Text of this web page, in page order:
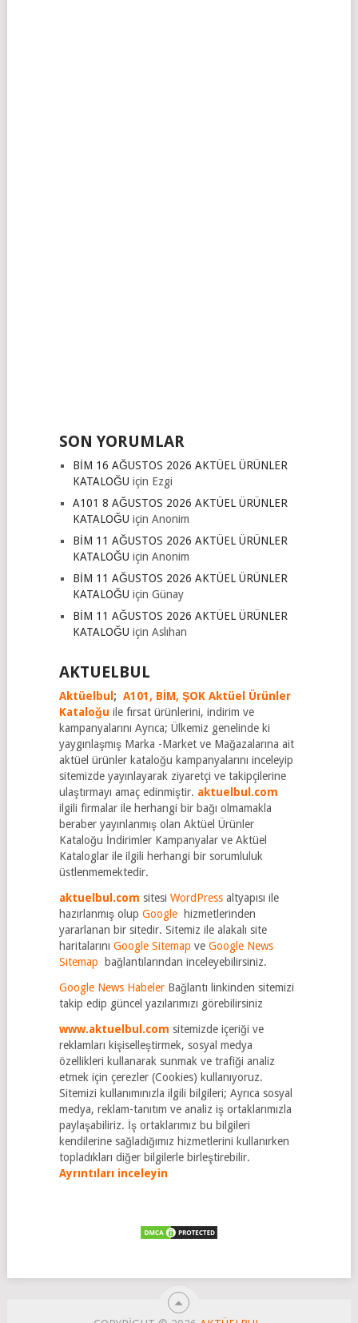
SON YORUMLAR
BİM 16 AĞUSTOS 2026 AKTÜEL ÜRÜNLER
KATALOĞU için Ezgi
A101 8 AĞUSTOS 2026 AKTÜEL ÜRÜNLER
KATALOĞU için Anonim
BİM 11 AĞUSTOS 2026 AKTÜEL ÜRÜNLER
KATALOĞU için Anonim
BİM 11 AĞUSTOS 2026 AKTÜEL ÜRÜNLER
KATALOĞU için Günay
BİM 11 AĞUSTOS 2026 AKTÜEL ÜRÜNLER
KATALOĞU için Aslıhan
AKTUELBUL
Aktüelbul; A101, BİM, ŞOK Aktüel Ürünler
Kataloğu ile fırsat ürünlerini, indirim ve
kampanyalarını Ayrıca; Ülkemiz genelinde ki
yaygınlaşmış Marka -Market ve Mağazalarına ait
aktüel ürünler kataloğu kampanyalarını inceleyip
sitemizde yayınlayarak ziyaretçi ve takipçilerine
ulaştırmayı amaç edinmiştir. aktuelbul.com
ilgili firmalar ile herhangi bir bağı olmamakla
beraber yayınlanmış olan Aktüel Ürünler
Kataloğu İndirimler Kampanyalar ve Aktüel
Kataloglar ile ilgili herhangi bir sorumluluk
üstlenmemektedir.
aktuelbul.com sitesi WordPressaltyapısı ile
hazırlanmış olup Googlehizmetlerinden
yararlanan bir sitedir. Sitemiz ile alakalı site
haritalarını Google Sitemap ve Google News
Sitemap bağlantılarından inceleyebilirsiniz.
Google News Habeler Bağlantı linkinden sitemizi
takip edip güncel yazılarımızı görebilirsiniz
www.aktuelbul.com sitemizde içeriği ve
reklamları kişiselleştirmek, sosyal medya
özellikleri kullanarak sunmak ve trafiği analiz
etmek için çerezler (Cookies) kullanıyoruz.
Sitemizi kullanımınızla ilgili bilgileri; Ayrıca sosyal
medya, reklam-tanıtım ve analiz iş ortaklarımızla
paylaşabiliriz. İş ortaklarımız bu bilgileri
kendilerine sağladığımız hizmetlerini kullanırken
topladıkları diğer bilgilerle birleştirebilir.
Ayrıntıları inceleyin